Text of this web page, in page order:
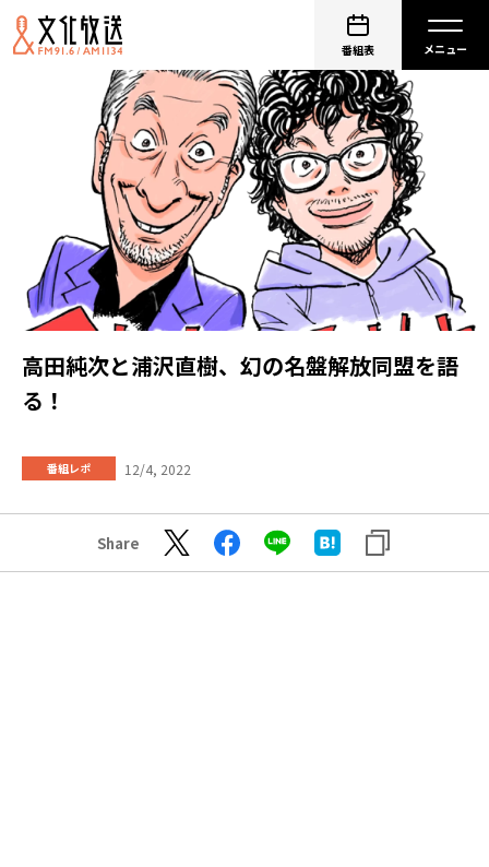
番組表
高田純次と浦沢直樹、幻の名盤解放同盟を語
る！
番組レポ 12/4, 2022
Share